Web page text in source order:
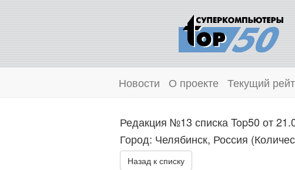
Новости О проекте Текущий
Редакция №13 списка Top50 от
Город: Челябинск, Россия
Назад к списку